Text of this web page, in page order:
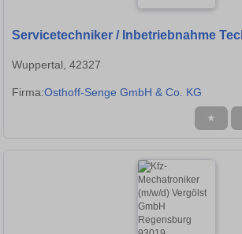
Servicetechniker / Inbetriebnahme
Wuppertal, 42327
Firma:Osthoff-Senge GmbH & Co. KG
★